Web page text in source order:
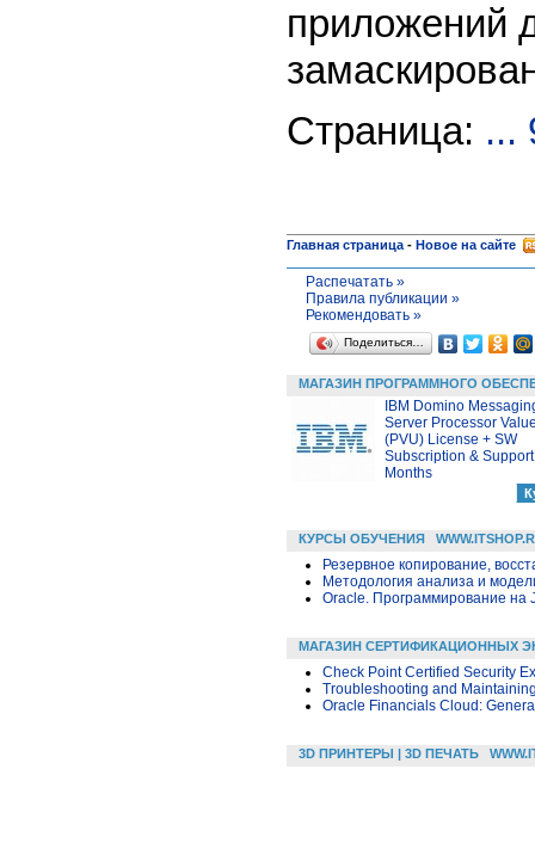
приложений
Страница: ...
Главная страница - Новое на сайте
Распечатать »
Правила публикации »
Рекомендовать »
Поделиться…
МАГАЗИН ПРОГРАММНОГО
IBM Domino
Server Processor
(PVU) License + SW
Subscription &
Months
КУРСЫ ОБУЧЕНИЯ
Резервное копирование,
Методология анализа и
Oracle. Программирование на
МАГАЗИН СЕРТИФИКАЦИОННЫХ
Check Point Certified Security
Troubleshooting and
Oracle Financials Cloud:
3D ПРИНТЕРЫ | 3D ПЕЧАТЬ